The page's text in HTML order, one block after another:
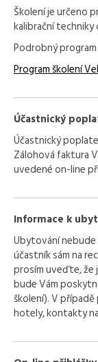
Školení je určeno
kalibrační techniky
Podrobný
Program školení
Účastnický
Účastnický
Zálohová faktura
uvedené on-line
Informace k
Ubytování nebude
účastník sám na
prosím uveďte, že
bude Vám
školení). V
hotely, kontakty